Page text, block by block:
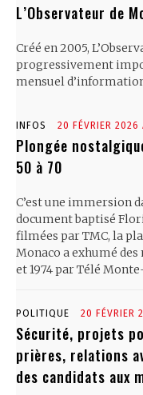
L’Observateur de
Créé en 2005,
progressivement
mensuel d’information
INFOS 20 FÉVRIER 2026
Plongée
50 à 70
C’est une immersion
document baptisé
filmées par TMC, la
Monaco a exhumé
et 1974 par Télé
POLITIQUE 20 FÉVRIER
Sécurité, projets
prières, relations
des candidats aux